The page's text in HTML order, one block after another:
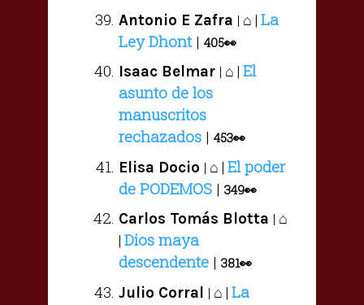
Antonio E Zafra | ⌂ | La
Ley Dhont| 405👀
Isaac Belmar | ⌂ | El
asunto de los
manuscritos
rechazados | 453👀
Elisa Docio | ⌂ | El poder
de PODEMOS | 349👀
Carlos Tomás Blotta | ⌂
| Dios maya
descendente | 381👀
Julio Corral | ⌂ | La